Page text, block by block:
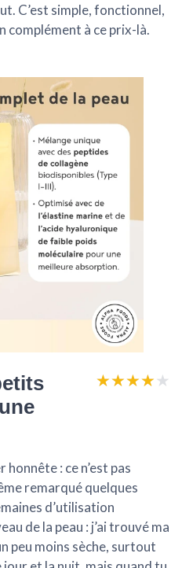
C’est simple, fonctionnel,
complément à ce prix-là.
★★★★★
★★★★★
honnête : ce n’est pas
remarqué quelques
d’utilisation
de la peau : j’ai trouvé ma
peu moins sèche, surtout